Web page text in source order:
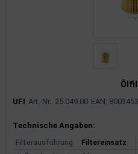
UFI Art.-Nr.: 25.049.00 EAN:
Produktinformationen
Technische Angaben:
Filterausführung Filtereinsatz